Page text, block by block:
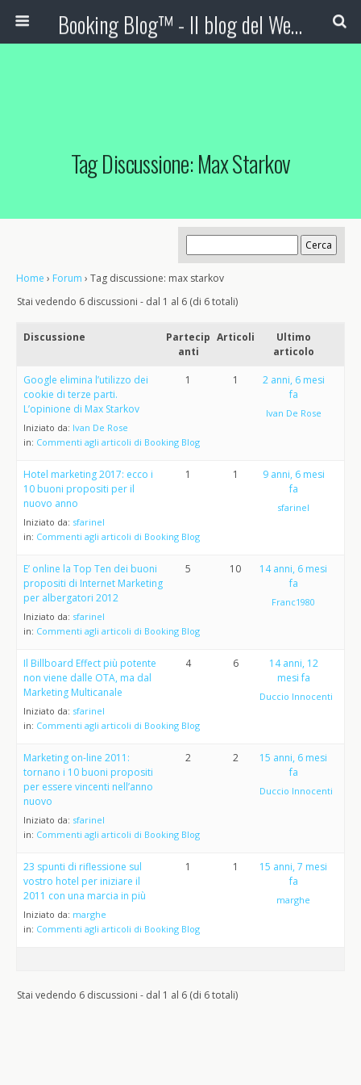
Booking Blog™ - Il blog del Web Marketing Turistico
Tag Discussione: Max Starkov
Home › Forum › Tag discussione: max starkov
Stai vedendo 6 discussioni - dal 1 al 6 (di 6 totali)
Discussione
Partecip
anti
Articoli
Ultimo
articolo
Google elimina l’utilizzo dei
cookie di terze parti.
L’opinione di Max Starkov
Iniziato da: Ivan De Rose
in: Commenti agli articoli di Booking Blog
1 1
2 anni, 6 mesi
fa
Ivan De Rose
Hotel marketing 2017: ecco i
10 buoni propositi per il
nuovo anno
Iniziato da: sfarinel
in: Commenti agli articoli di Booking Blog
1 1
9 anni, 6 mesi
fa
sfarinel
E’ online la Top Ten dei buoni
propositi di Internet Marketing
per albergatori 2012
Iniziato da: sfarinel
in: Commenti agli articoli di Booking Blog
5 10
14 anni, 6 mesi
fa
Franc1980
Il Billboard Effect più potente
non viene dalle OTA, ma dal
Marketing Multicanale
Iniziato da: sfarinel
in: Commenti agli articoli di Booking Blog
4 6
14 anni, 12
mesi fa
Duccio Innocenti
Marketing on-line 2011:
tornano i 10 buoni propositi
per essere vincenti nell’anno
nuovo
Iniziato da: sfarinel
in: Commenti agli articoli di Booking Blog
2 2
15 anni, 6 mesi
fa
Duccio Innocenti
23 spunti di riflessione sul
vostro hotel per iniziare il
2011 con una marcia in più
Iniziato da: marghe
in: Commenti agli articoli di Booking Blog
1 1
15 anni, 7 mesi
fa
marghe
Stai vedendo 6 discussioni - dal 1 al 6 (di 6 totali)